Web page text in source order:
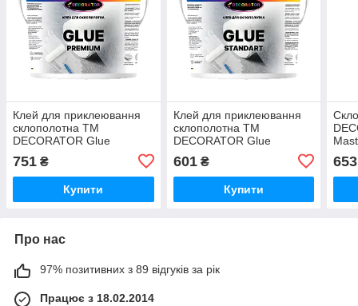
Клей для приклеювання
склополотна TM
DECORATOR Glue
751 ₴
Купити
Клей для приклеювання
склополотна TM
DECORATOR Glue
601₴
Купити
653
Про нас
97% позитивних з 89 відгуків за рік
Працює з 18.02.2014